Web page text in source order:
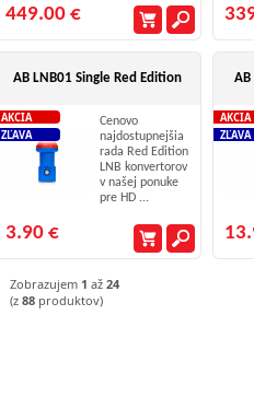
449.00 €
AB LNB01 Single Red Edition
AKCIA
ZĽAVA
Cenovo
najdostupnejšia
rada Red Edition
LNB konvertorov
v našej ponuke
pre HD ...
3.90 €
AB
AKCIA
ZĽAVA
Zobrazujem 1 až 24
(z 88 produktov)